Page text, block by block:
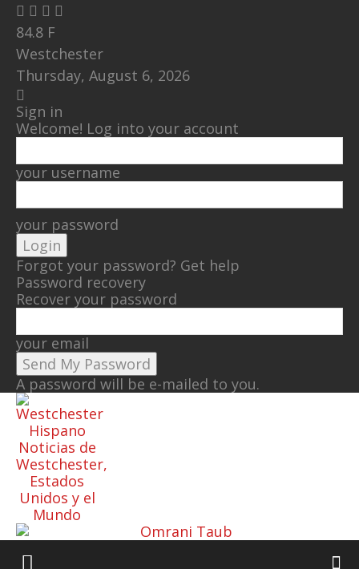
84.8 F
Westchester
Thursday, August 6, 2026
Sign in
Welcome! Log into your account
your username
your password
Forgot your password? Get help
Password recovery
Recover your password
your email
A password will be e-mailed to you.
Noticias de
Westchester,
Estados
Unidos y el
Mundo